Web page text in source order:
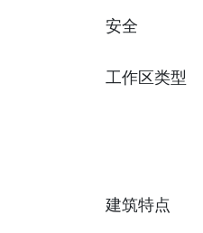
安全
工作区类型
建筑特点